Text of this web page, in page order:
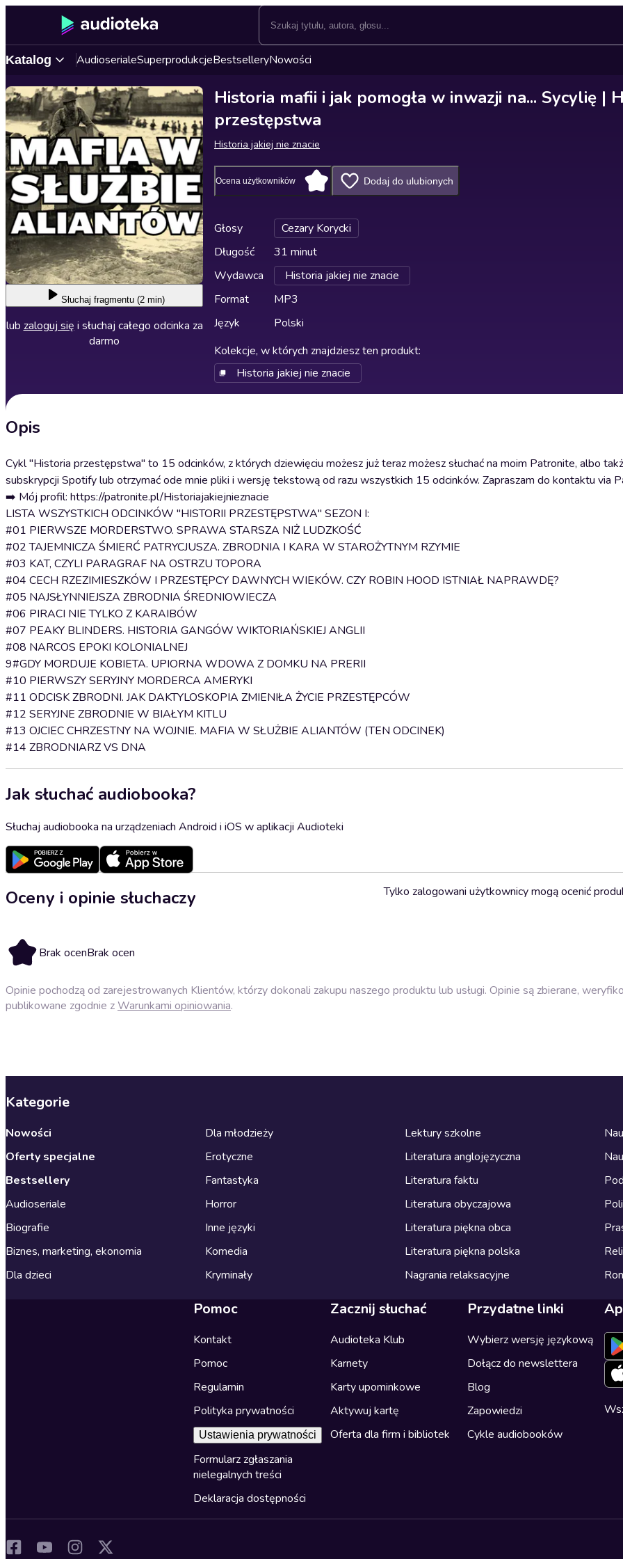
Katalog AudioserialeSuperprodukcjeBestselleryNowości
Słuchaj fragmentu (2 min)
lub zaloguj się i słuchaj całego odcinka za
darmo
Historia mafii i jak pomogła w inwazji na... Sycylię |
przestępstwa
Historia jakiej nie znacie
Ocena użytkowników Dodaj do ulubionych
Głosy
Cezary Korycki
Długość
31 minut
Wydawca
Historia jakiej nie znacie
Format
MP3
Język
Polski
Kolekcje, w których znajdziesz ten produkt:
Historia jakiej nie znacie
Opis
Cykl "Historia przestępstwa" to 15 odcinków, z których dziewięciu możesz już teraz możesz słuchać na moim Patronite, albo
subskrypcji Spotify lub otrzymać ode mnie pliki i wersję tekstową od razu wszystkich 15 odcinków. Zapraszam do kontaktu via
➡️ Mój profil: https://patronite.pl/Historiajakiejnieznacie
LISTA WSZYSTKICH ODCINKÓW "HISTORII PRZESTĘPSTWA" SEZON I:
#01 PIERWSZE MORDERSTWO. SPRAWA STARSZA NIŻ LUDZKOŚĆ
#02 TAJEMNICZA ŚMIERĆ PATRYCJUSZA. ZBRODNIA I KARA W STAROŻYTNYM RZYMIE
#03 KAT, CZYLI PARAGRAF NA OSTRZU TOPORA
#04 CECH RZEZIMIESZKÓW I PRZESTĘPCY DAWNYCH WIEKÓW. CZY ROBIN HOOD ISTNIAŁ NAPRAWDĘ?
#05 NAJSŁYNNIEJSZA ZBRODNIA ŚREDNIOWIECZA
#06 PIRACI NIE TYLKO Z KARAIBÓW
#07 PEAKY BLINDERS. HISTORIA GANGÓW WIKTORIAŃSKIEJ ANGLII
#08 NARCOS EPOKI KOLONIALNEJ
9#GDY MORDUJE KOBIETA. UPIORNA WDOWA Z DOMKU NA PRERII
#10 PIERWSZY SERYJNY MORDERCA AMERYKI
#11 ODCISK ZBRODNI. JAK DAKTYLOSKOPIA ZMIENIŁA ŻYCIE PRZESTĘPCÓW
#12 SERYJNE ZBRODNIE W BIAŁYM KITLU
#13 OJCIEC CHRZESTNY NA WOJNIE. MAFIA W SŁUŻBIE ALIANTÓW (TEN ODCINEK)
#14 ZBRODNIARZ VS DNA
Jak słuchać audiobooka?
Słuchaj audiobooka na urządzeniach Android i iOS w aplikacji Audioteki
Oceny i opinie słuchaczy
Brak ocenBrak ocen
Tylko zalogowani użytkownicy mogą ocenić
Opinie pochodzą od zarejestrowanych Klientów, którzy dokonali zakupu naszego produktu lub usługi. Opinie są zbierane,
publikowane zgodnie zWarunkami opiniowania.
Kategorie
Nowości
Oferty specjalne
Bestsellery
Audioseriale
Biografie
Biznes, marketing, ekonomia
Dla dzieci
Dla młodzieży
Erotyczne
Fantastyka
Horror
Inne języki
Komedia
Kryminały
Lektury szkolne
Literatura anglojęzyczna
Literatura faktu
Literatura obyczajowa
Literatura piękna obca
Literatura piękna polska
Nagrania relaksacyjne
Pomoc
Kontakt
Pomoc
Regulamin
Polityka prywatności
Ustawienia prywatności
Formularz zgłaszania
nielegalnych treści
Deklaracja dostępności
Zacznij słuchać
Audioteka Klub
Karnety
Karty upominkowe
Aktywuj kartę
Oferta dla firm i bibliotek
Przydatne linki
Wybierz wersję językową
Dołącz do newslettera
Blog
Zapowiedzi
Cykle audiobooków